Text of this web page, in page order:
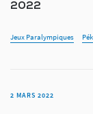
2022
Jeux Paralympiques
2 MARS 2022